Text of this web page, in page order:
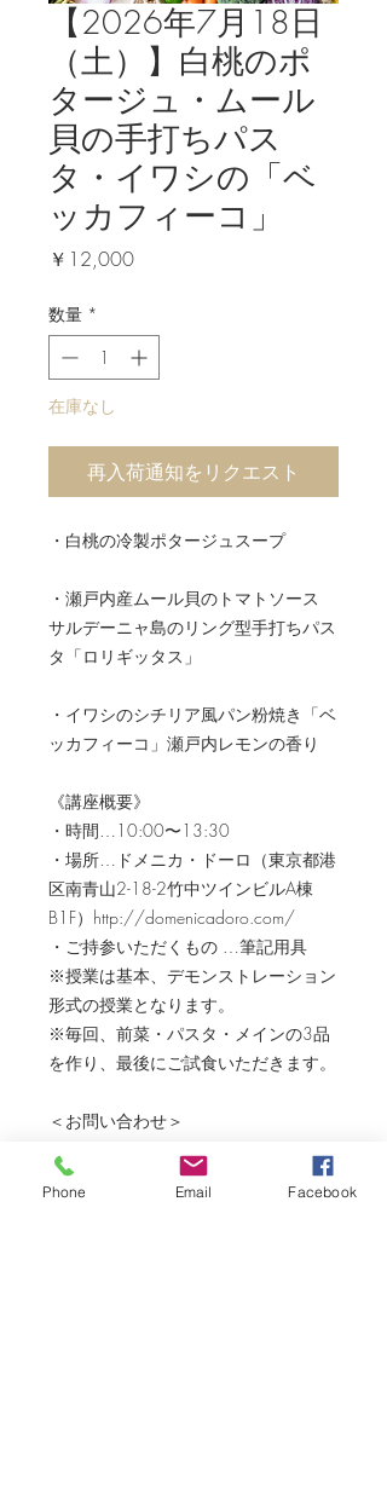
【2026年7月18日
（土）】白桃のポ
タージュ・ムール
貝の手打ちパス
タ・イワシの「ベ
ッカフィーコ」
￥12,000価
数量 *
在庫なし
再入荷通知をリクエスト
・白桃の冷製ポタージュスープ
・瀬戸内産ムール貝のトマトソース
サルデーニャ島のリング型手打ちパス
タ「ロリギッタス」
・イワシのシチリア風パン粉焼き「ベ
ッカフィーコ」瀬戸内レモンの香り
《講座概要》
・時間…10:00〜13:30
・場所…ドメニカ・ドーロ（東京都港
区南青山2-18-2竹中ツインビルA棟
B1F）http://domenicadoro.com/
・ご持参いただくもの …筆記用具
※授業は基本、デモンストレーション
形式の授業となります。
※毎回、前菜・パスタ・メインの3品
を作り、最後にご試食いただきます。
＜お問い合わせ＞
TEL：03-6459-2713
LINEメッセージ：
Phone Email Facebook